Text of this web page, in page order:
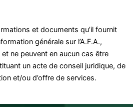
et documents qu’il fournit
générale sur l’A.F.A.,
et ne peuvent en aucun cas être
un acte de conseil juridique, de
et/ou d’offre de services.